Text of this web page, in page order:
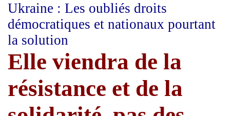
Ukraine : Les oubliés droits
démocratiques et nationaux pourtant
la solution
Elle viendra de la
résistance et de la